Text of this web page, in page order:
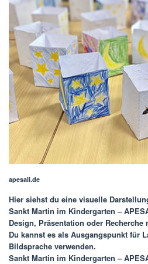
apesali.de
Hier siehst du eine visuelle
Sankt Martin im Kindergarten –
Design, Präsentation oder Recherche
Du kannst es als Ausgangspunkt für
Bildsprache verwenden.
Sankt Martin im Kindergarten –